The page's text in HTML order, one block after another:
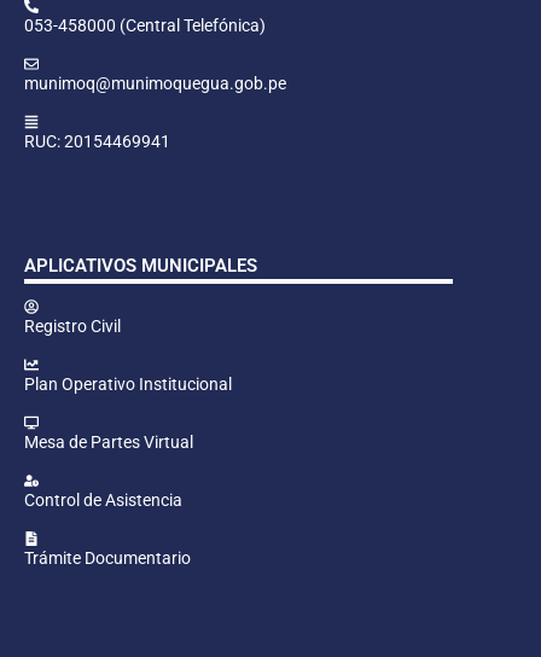
053-458000 (Central Telefónica)
munimoq@munimoquegua.gob.pe
RUC: 20154469941
APLICATIVOS MUNICIPALES
Registro Civil
Plan Operativo Institucional
Mesa de Partes Virtual
Control de Asistencia
Trámite Documentario